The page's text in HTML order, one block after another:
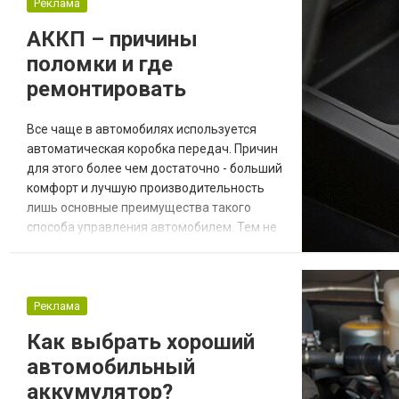
качеством, ведь в Соединенных Штатах
очень строго с техническим...
Реклама
АККП – причины
поломки и где
ремонтировать
Все чаще в автомобилях используется
автоматическая коробка передач. Причин
для этого более чем достаточно - больший
комфорт и лучшую производительность
лишь основные преимущества такого
способа управления автомобилем. Тем не
всего возникают в следствии
проблемы возможны и где их лучше всего
заказывать диагностика и ремонт акпп
Реклама
Как выбрать хороший
автомобильный
аккумулятор?